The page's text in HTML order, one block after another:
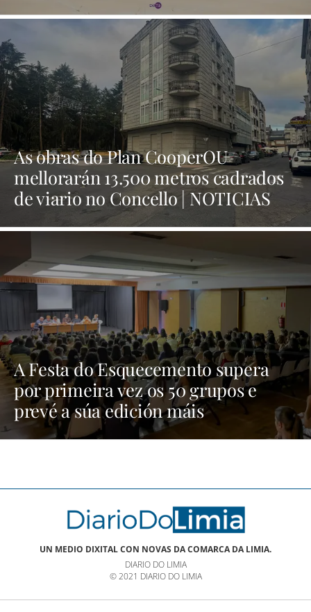
As obras do Plan CooperOU
mellorarán 13.500 metros cadrados
de viario no Concello | NOTICIAS
A Festa do Esquecemento supera
por primeira vez os 50 grupos e
prevé a súa edición máis
multitudinaria | NOTICIAS XINZO
UN MEDIO DIXITAL CON NOVAS DA COMARCA DA LIMIA.
DIARIO DO LIMIA
© 2021 DIARIO DO LIMIA